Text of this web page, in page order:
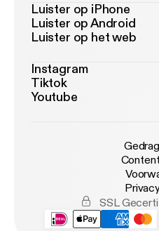
Luister op iPhone
Luister op Android
Luister op het web
Instagram
Tiktok
Youtube
SSL